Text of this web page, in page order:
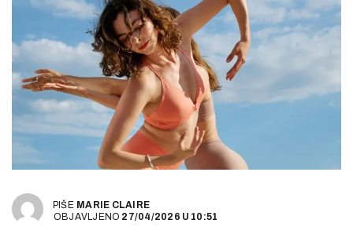
PIŠE MARIE CLAIRE
OBJAVLJENO 27/04/2026 U 10:51